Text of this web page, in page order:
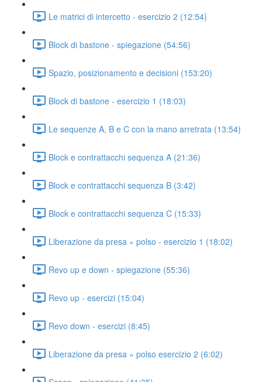
Le matrici di intercetto - esercizio 2 (12:54)
Block di bastone - spiegazione (54:56)
Spazio, posizionamento e decisioni (153:20)
Block di bastone - esercizio 1 (18:03)
Le sequenze A, B e C con la mano arretrata (13:54)
Block e contrattacchi sequenza A (21:36)
Block e contrattacchi sequenza B (3:42)
Block e contrattacchi sequenza C (15:33)
Liberazione da presa » polso - esercizio 1 (18:02)
Revo up e down - spiegazione (55:36)
Revo up - esercizi (15:04)
Revo down - esercizi (8:45)
Liberazione da presa » polso esercizio 2 (6:02)